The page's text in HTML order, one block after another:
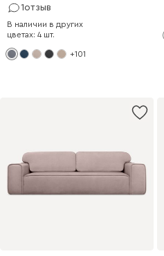
1отзыв
В наличии в других
цветах: 4 шт.
+101